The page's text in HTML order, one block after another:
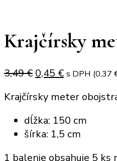
Krajčírsky
3,49€ Original
was:
3,49 €.
0,45 €Current
is:
0,45 €.
s DPH (0,37
Krajčírsky meter
dĺžka: 150 cm
šírka: 1,5 cm
1 balenie obsahuje 5 ks